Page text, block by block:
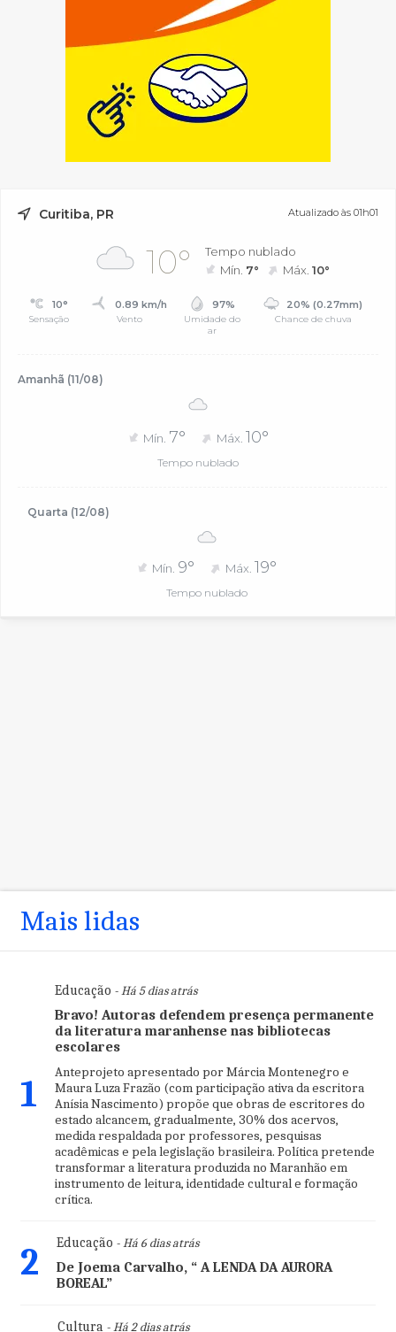
Curitiba, PR Atualizado às 01h01
10°
Tempo nublado
Mín. 7° Máx.10°
10°
Sensação
0.89 km/h
Vento
97%
Umidade do
ar
20% (0.27mm)
Chance de chuva
Amanhã (11/08)
Mín. 7° Máx. 10°
Tempo nublado
Quarta (12/08)
Mín. 9° Máx. 19°
Tempo nublado
Mais lidas
1
Educação - Há 5 dias atrás
Bravo! Autoras defendem presença permanente
da literatura maranhense nas bibliotecas
escolares
Anteprojeto apresentado por Márcia Montenegro e
Maura Luza Frazão (com participação ativa da escritora
Anísia Nascimento) propõe que obras de escritores do
estado alcancem, gradualmente, 30% dos acervos,
medida respaldada por professores, pesquisas
acadêmicas e pela legislação brasileira. Política pretende
transformar a literatura produzida no Maranhão em
instrumento de leitura, identidade cultural e formação
crítica.
2 Educação - Há 6 dias atrás
De Joema Carvalho, “ A LENDA DA AURORA
BOREAL”
Cultura- Há 2 dias atrás